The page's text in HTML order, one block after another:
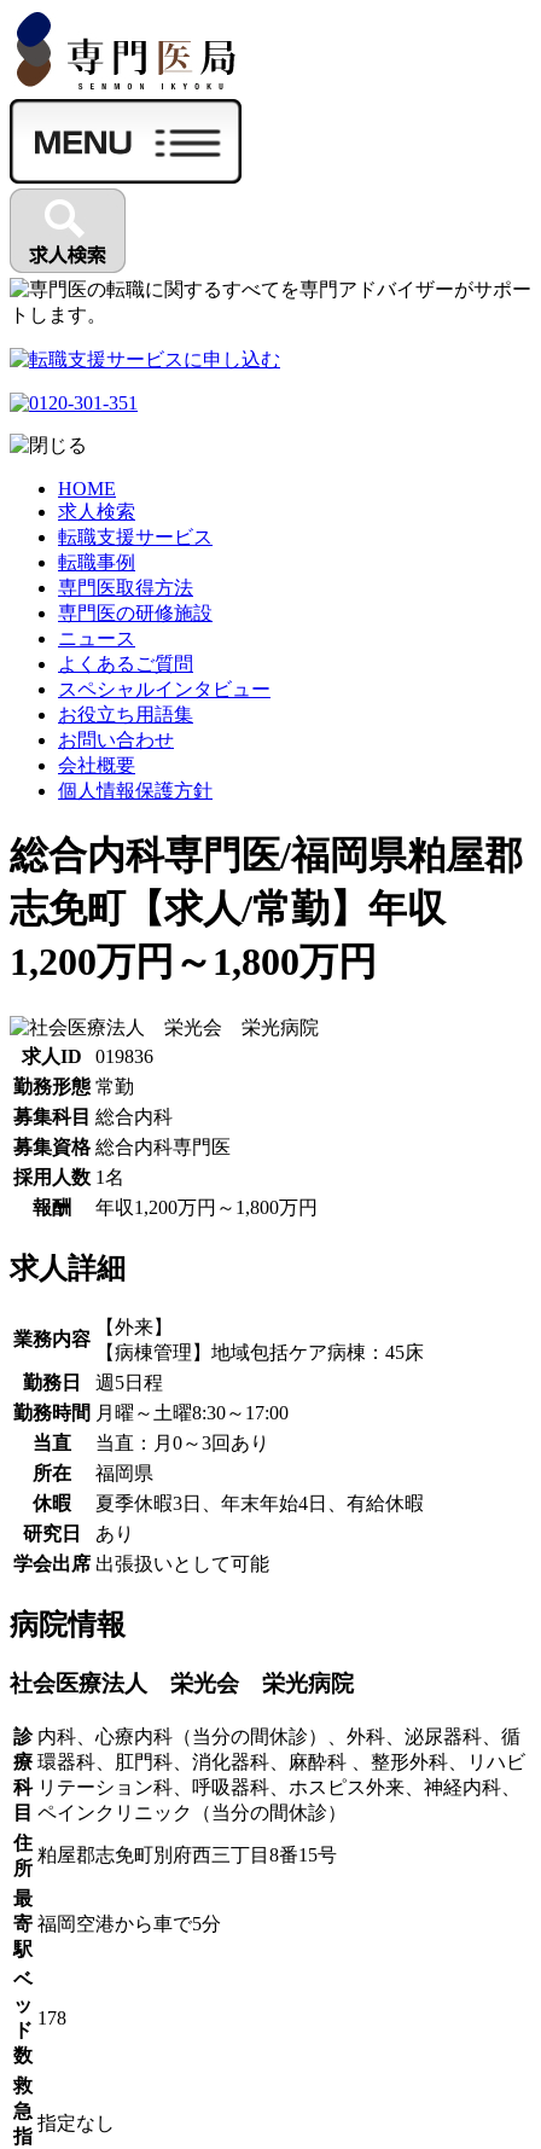
HOME
求人検索
転職支援サービス
転職事例
専門医取得方法
専門医の研修施設
ニュース
よくあるご質問
スペシャルインタビュー
お役立ち用語集
お問い合わせ
会社概要
個人情報保護方針
総合内科専門医/福岡県粕屋郡
志免町【求人/常勤】年収
1,200万円～1,800万円
求人ID
019836
勤務形態 常勤
募集科目 総合内科
募集資格 総合内科専門医
採用人数 1名
報酬
年収1,200万円～1,800万円
求人詳細
業務内容
【外来】
【病棟管理】地域包括ケア病棟：45床
勤務日
週5日程
勤務時間 月曜～土曜8:30～17:00
当直
当直：月0～3回あり
所在
福岡県
休暇
夏季休暇3日、年末年始4日、有給休暇
研究日
あり
学会出席 出張扱いとして可能
病院情報
社会医療法人 栄光会 栄光病院
診
療
科
目
内科、心療内科（当分の間休診）、外科、泌尿器科、循
環器科、肛門科、消化器科、麻酔科 、整形外科、リハビ
リテーション科、呼吸器科、ホスピス外来、神経内科、
ペインクリニック（当分の間休診）
住
所
粕屋郡志免町別府西三丁目8番15号
最
寄
駅
福岡空港から車で5分
ベ
ッ
ド
数
178
救
急
指
指定なし